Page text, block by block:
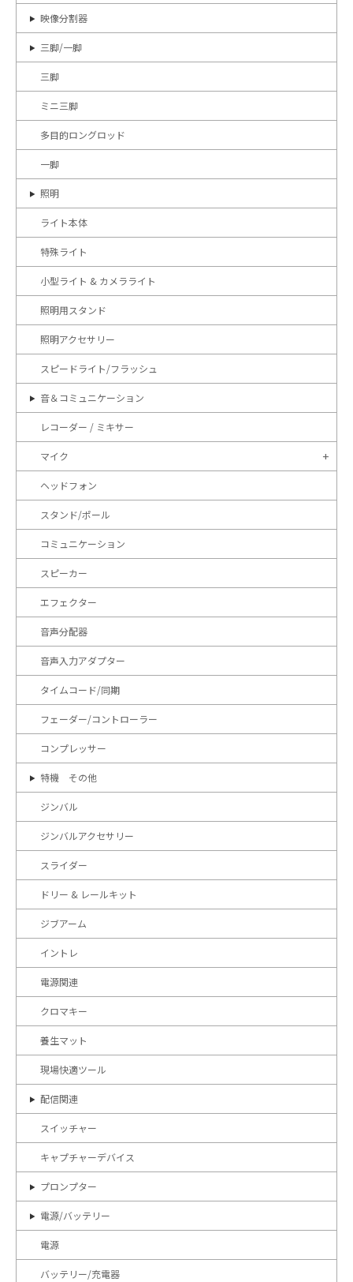
映像分割器
三脚/一脚
三脚
ミニ三脚
多目的ロングロッド
一脚
照明
ライト本体
特殊ライト
小型ライト & カメラライト
照明用スタンド
照明アクセサリー
スピードライト/フラッシュ
音＆コミュニケーション
レコーダー / ミキサー
マイク
ヘッドフォン
スタンド/ポール
コミュニケーション
スピーカー
エフェクター
音声分配器
音声入力アダプター
タイムコード/同期
フェーダー/コントローラー
コンプレッサー
特機 その他
ジンバル
ジンバルアクセサリー
スライダー
ドリー & レールキット
ジブアーム
イントレ
電源関連
クロマキー
養生マット
現場快適ツール
配信関連
スイッチャー
キャプチャーデバイス
プロンプター
電源/バッテリー
電源
バッテリー/充電器